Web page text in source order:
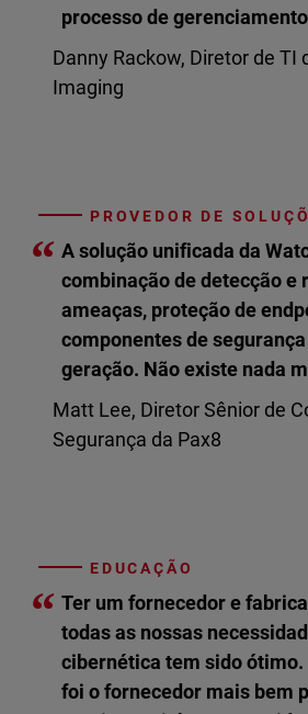
processo de
Danny Rackow, Diretor de TI
Imaging
PROVEDOR DE
“ A solução unificada da
combinação de detecção e
ameaças, proteção de
componentes de
geração. Não existe nada
Matt Lee, Diretor Sênior de
Segurança da Pax8
EDUCAÇÃO
“ Ter um fornecedor e
todas as nossas
cibernética tem sido ótimo.
foi o fornecedor mais bem